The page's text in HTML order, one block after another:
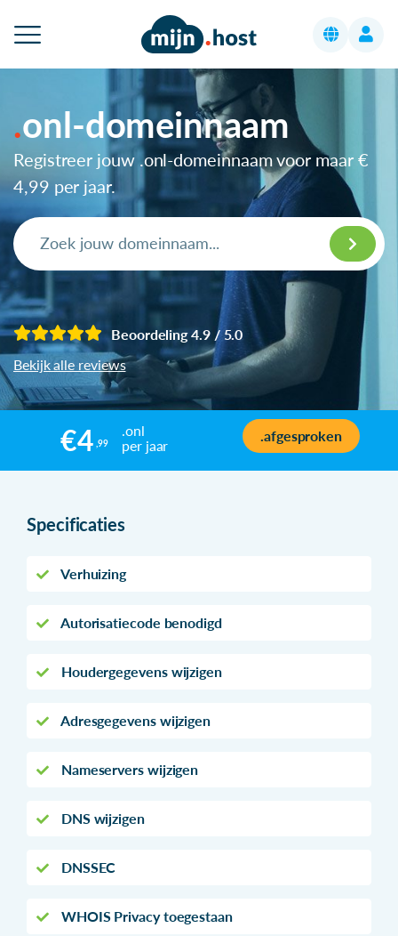
onl-domeinnaam
Registreer jouw .onl-domeinnaam voor maar €
4,99 per jaar.
Beoordeling 4.9 / 5.0
Bekijk alle reviews
€4 ,99
.onl
per jaar
.afgesproken
Specificaties
Verhuizing
Autorisatiecode benodigd
Houdergegevens wijzigen
Adresgegevens wijzigen
Nameservers wijzigen
DNS wijzigen
DNSSEC
WHOIS Privacy toegestaan